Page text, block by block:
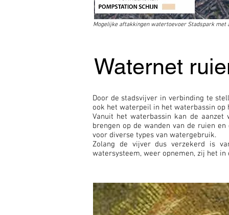
Mogelijke aftakkingen watertoevoer Stadspark
Waternet
Door de stadsvijver in verbinding te
ook het waterpeil in het waterbassin
Vanuit het waterbassin kan de aanzet
brengen op de wanden van de ruien
voor diverse types van watergebruik.
Zolang de vijver dus verzekerd is
watersysteem, weer opnemen, zij het